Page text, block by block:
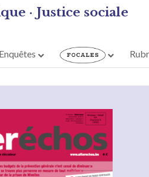
· Justice sociale
Enquêtes